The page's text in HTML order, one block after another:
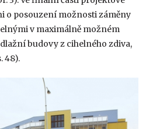
o posouzení možnosti záměny
v maximálně možném
budovy z cihelného zdiva,
48).